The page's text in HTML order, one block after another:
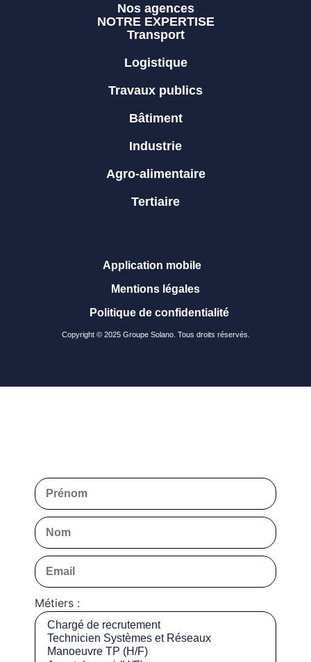
Nos agences
NOTRE EXPERTISE
Transport
Logistique
Travaux publics
Bâtiment
Industrie
Agro-alimentaire
Tertiaire
Copyright © 2025 Groupe Solano. Tous droits réservés.
Application mobile
Mentions légales
Politique de confidentialité
Métiers :